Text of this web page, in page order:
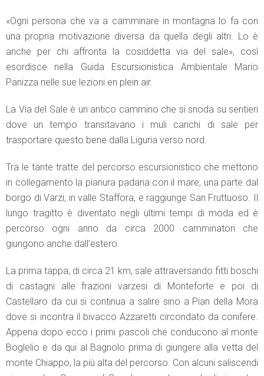
«Ogni persona che va a camminare in montagna lo fa con
una propria motivazione diversa da quella degli altri. Lo è
anche per chi affronta la cosiddetta via del sale», così
esordisce nella Guida Escursionistica Ambientale Mario
Panizza nelle sue lezioni en plein air.
La Via del Sale è un antico cammino che si snoda su sentieri
dove un tempo transitavano i muli carichi di sale per
trasportare questo bene dalla Liguria verso nord.
Tra le tante tratte del percorso escursionistico che mettono
in collegamento la pianura padana con il mare, una parte dal
borgo di Varzi, in valle Staffora, e raggiunge San Fruttuoso. Il
lungo tragitto è diventato negli ultimi tempi di moda ed è
percorso ogni anno da circa 2000 camminatori che
giungono anche dall’estero.
La prima tappa, di circa 21 km, sale attraversando fitti boschi
di castagni alle frazioni varzesi di Monteforte e poi di
Castellaro da cui si continua a salire sino a Pian della Mora
dove si incontra il bivacco Azzaretti circondato da conifere.
Appena dopo ecco i primi pascoli che conducono al monte
Boglelio e da qui al Bagnolo prima di giungere alla vetta del
monte Chiappo, la più alta del percorso. Con alcuni saliscendi